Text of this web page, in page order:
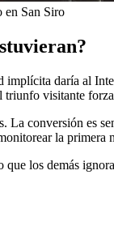
en San Siro
daría al
triunfo visitante
La conversión es
la
que los demás